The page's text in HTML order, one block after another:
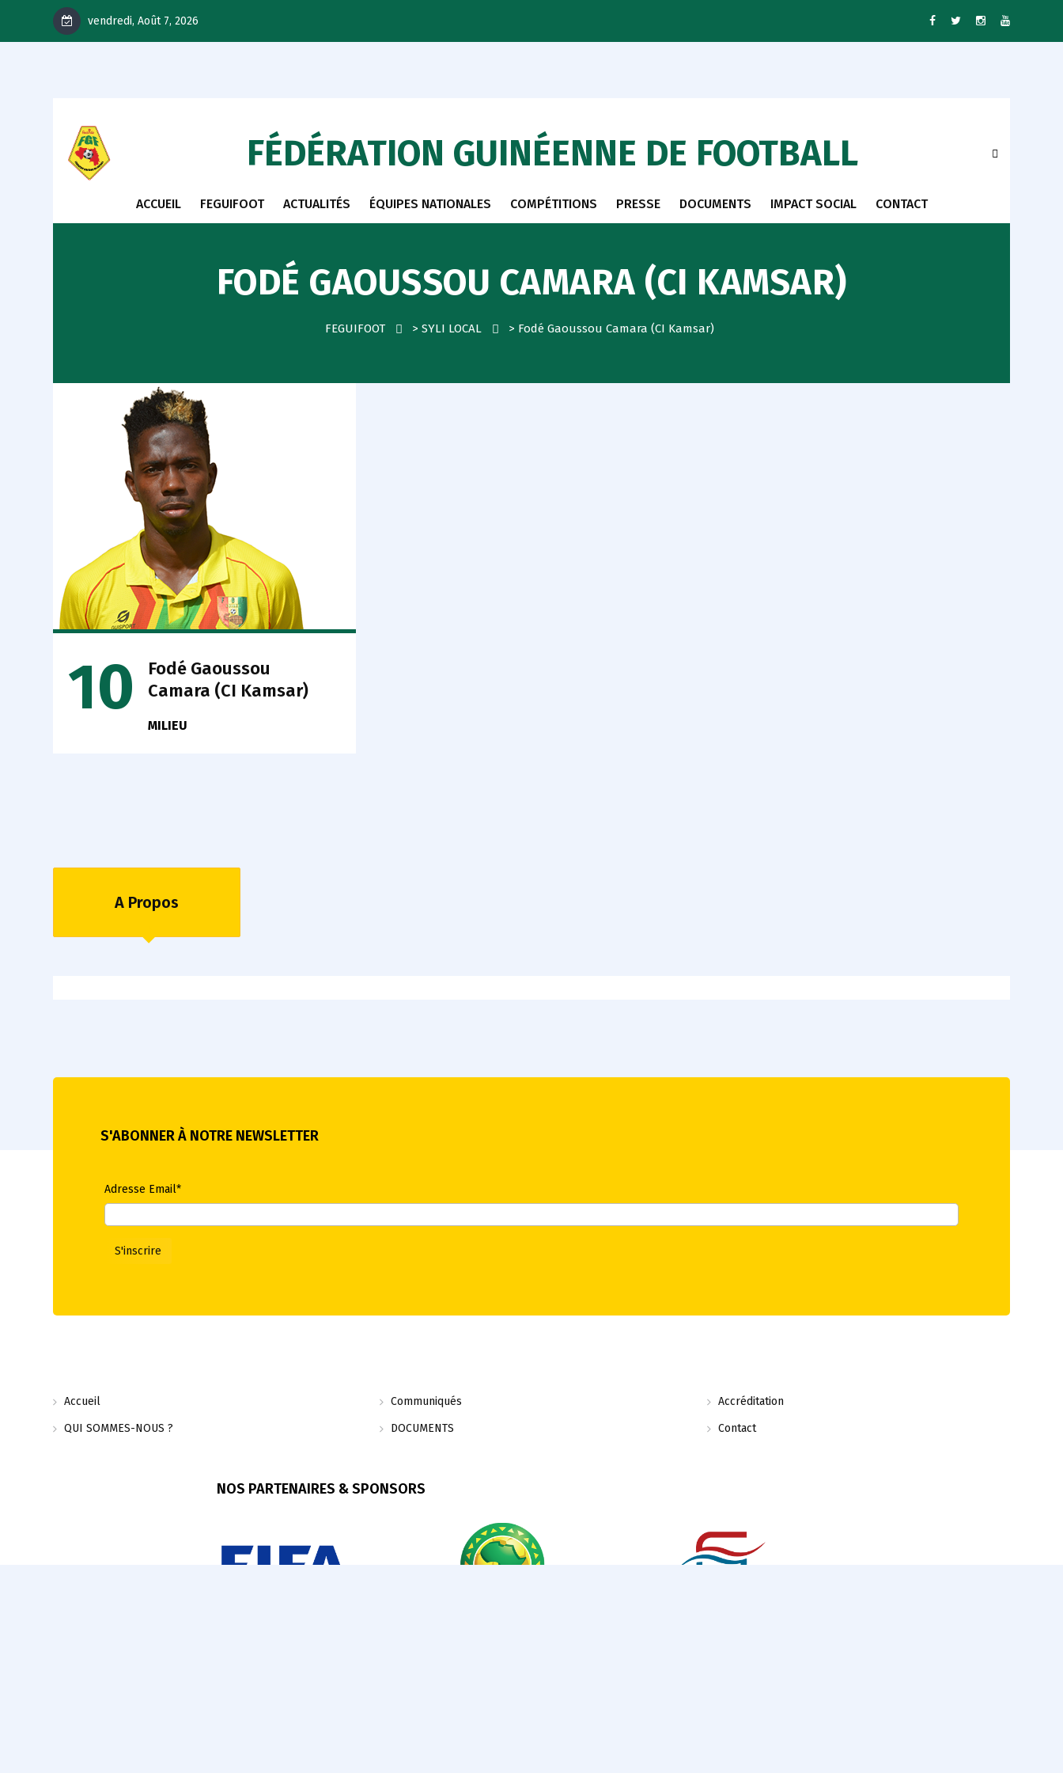
vendredi, Août 7, 2026
FÉDÉRATION GUINÉENNE DE FOOTBALL
ACCUEIL FEGUIFOOT ACTUALITÉS ÉQUIPES NATIONALES COMPÉTITIONS PRESSE DOCUMENTS IMPACT SOCIAL CONTACT
FODÉ GAOUSSOU CAMARA (CI KAMSAR)
FEGUIFOOT > SYLI LOCAL > Fodé Gaoussou Camara (CI Kamsar)
Fodé Gaoussou
Camara (CI Kamsar)
MILIEU
10
A Propos
S'ABONNER À NOTRE NEWSLETTER
Adresse Email*
Accueil
QUI SOMMES-NOUS ?
Communiqués
DOCUMENTS
Accréditation
Contact
NOS PARTENAIRES & SPONSORS